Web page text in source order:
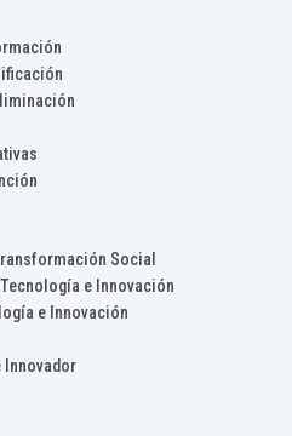
Social
e Innovación
e Innovación
Innovador